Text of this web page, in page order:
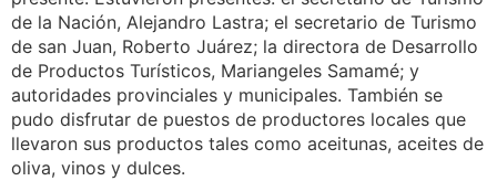
de la Nación, Alejandro Lastra; el secretario de Turismo
de san Juan, Roberto Juárez; la directora de Desarrollo
de Productos Turísticos, Mariangeles Samamé; y
autoridades provinciales y municipales. También se
pudo disfrutar de puestos de productores locales que
llevaron sus productos tales como aceitunas, aceites de
oliva, vinos y dulces.